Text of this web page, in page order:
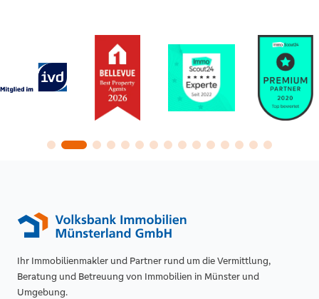
Ihr Immobilienmakler und Partner rund um die Vermittlung,
Beratung und Betreuung von Immobilien in Münster und
Umgebung.